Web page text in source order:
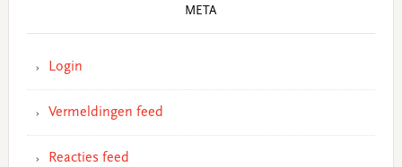
META
Login
Vermeldingen feed
Reacties feed